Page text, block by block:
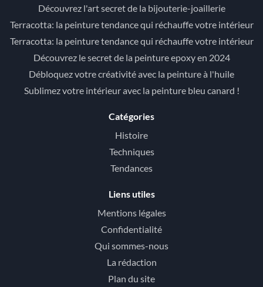
Découvrez l'art secret de la bijouterie-joaillerie
Terracotta: la peinture tendance qui réchauffe votre intérieur
Terracotta: la peinture tendance qui réchauffe votre intérieur
Découvrez le secret de la peinture epoxy en 2024
Débloquez votre créativité avec la peinture à l'huile
Sublimez votre intérieur avec la peinture bleu canard !
Catégories
Histoire
Techniques
Tendances
Liens utiles
Mentions légales
Confidentialité
Qui sommes-nous
La rédaction
Plan du site